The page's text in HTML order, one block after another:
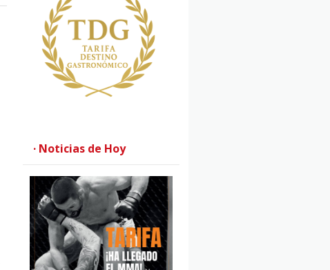
· Noticias de Hoy